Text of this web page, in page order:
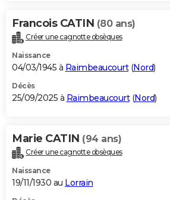
Francois CATIN (80 ans)
Créer une cagnotte obsèques
Naissance
04/03/1945 à Raimbeaucourt(Nord)
Décès
25/09/2025 à Raimbeaucourt(Nord)
Marie CATIN (94 ans)
Créer une cagnotte obsèques
Naissance
19/11/1930 au Lorrain